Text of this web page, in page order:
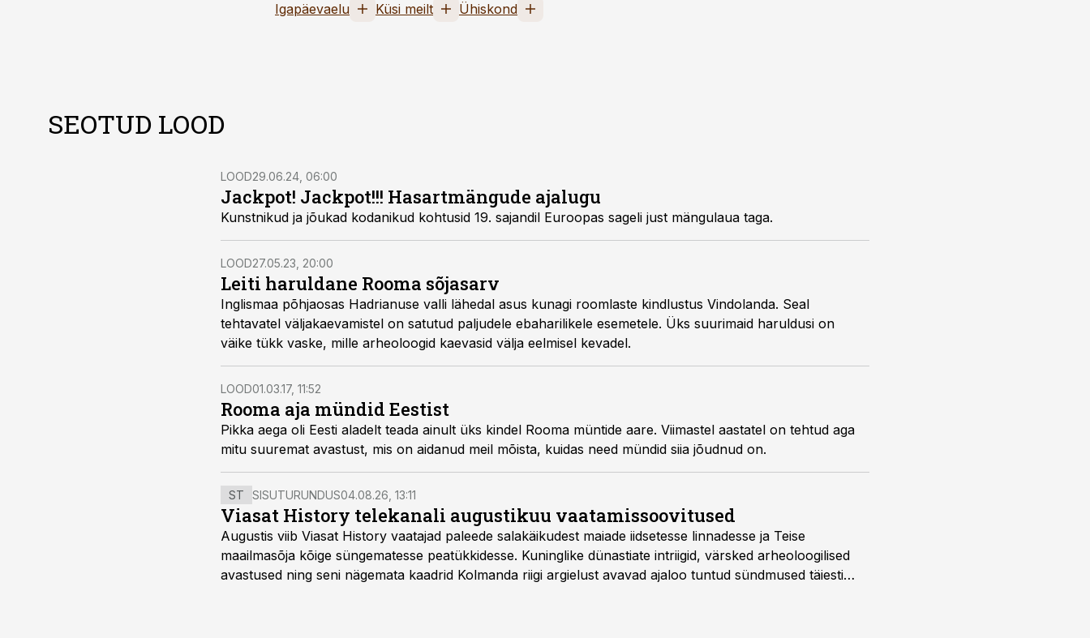
Igapäevaelu Küsi meilt Ühiskond
SEOTUD LOOD
LOOD29.06.24, 06:00
Jackpot! Jackpot!!! Hasartmängude ajalugu
Kunstnikud ja jõukad kodanikud kohtusid 19. sajandil Euroopas sageli just mängulaua taga.
LOOD27.05.23, 20:00
Leiti haruldane Rooma sõjasarv
Inglismaa põhjaosas Hadrianuse valli lähedal asus kunagi roomlaste kindlustus Vindolanda. Seal
tehtavatel väljakaevamistel on satutud paljudele ebaharilikele esemetele. Üks suurimaid haruldusi on
väike tükk vaske, mille arheoloogid kaevasid välja eelmisel kevadel.
LOOD01.03.17, 11:52
Rooma aja mündid Eestist
Pikka aega oli Eesti aladelt teada ainult üks kindel Rooma müntide aare. Viimastel aastatel on tehtud aga
mitu suuremat avastust, mis on aidanud meil mõista, kuidas need mündid siia jõudnud on.
ST SISUTURUNDUS04.08.26, 13:11
Viasat History telekanali augustikuu vaatamissoovitused
Augustis viib Viasat History vaatajad paleede salakäikudest maiade iidsetesse linnadesse ja Teise
maailmasõja kõige süngematesse peatükkidesse. Kuninglike dünastiate intriigid, värsked arheoloogilised
avastused ning seni nägemata kaadrid Kolmanda riigi argielust avavad ajaloo tuntud sündmused täiesti